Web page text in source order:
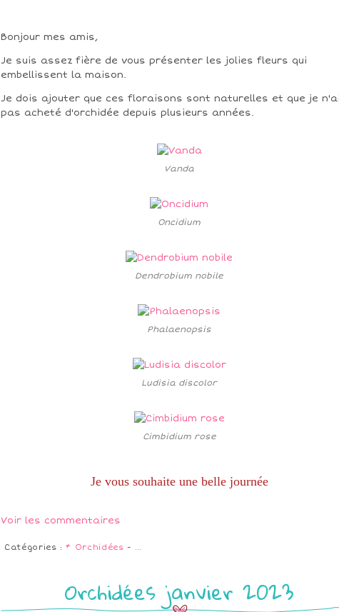
Bonjour mes amis,
Je suis assez fière de vous présenter les jolies fleurs qui
embellissent la maison.
Je dois ajouter que ces floraisons sont naturelles et que je
pas acheté d'orchidée depuis plusieurs années.
Vanda
Oncidium
Dendrobium nobile
Phalaenopsis
Ludisia discolor
Cimbidium rose
Je vous souhaite une belle journée
Voir les commentaires
Catégories :* Orchidées - …
Orchidées janvier 2023